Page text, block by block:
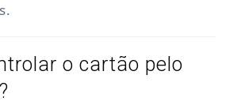
o cartão pelo